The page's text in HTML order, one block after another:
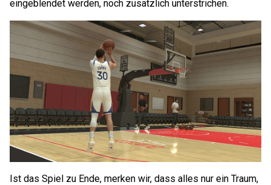
eingeblendet werden, noch zusätzlich unterstrichen.
Ist das Spiel zu Ende, merken wir, dass alles nur ein Traum,